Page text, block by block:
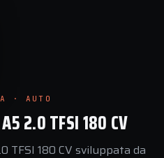
· AUTO
2.0 TFSI 180 CV
TFSI 180 CV sviluppata da